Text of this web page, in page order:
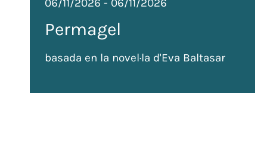
06/11/2026 - 06/11/2026
Permagel
basada en la novel·la d'Eva Baltasar